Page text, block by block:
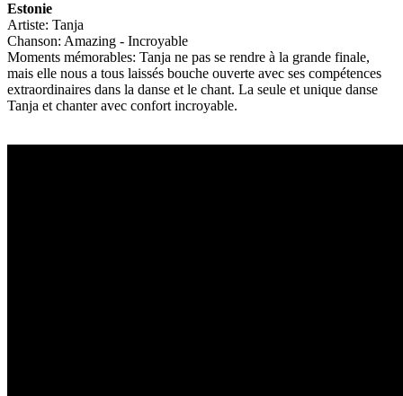
Estonie
Artiste: Tanja
Chanson: Amazing - Incroyable
Moments mémorables: Tanja ne pas se rendre à la grande finale,
mais elle nous a tous laissés bouche ouverte avec ses compétences
extraordinaires dans la danse et le chant. La seule et unique danse
Tanja et chanter avec confort incroyable.